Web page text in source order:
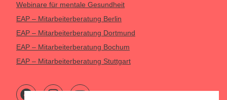
Webinare für mentale Gesundheit
EAP – Mitarbeiterberatung Berlin
EAP – Mitarbeiterberatung Dortmund
EAP – Mitarbeiterberatung Bochum
EAP – Mitarbeiterberatung Stuttgart